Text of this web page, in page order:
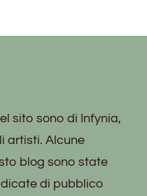
sito sono di Infynia,
artisti. Alcune
blog sono state
di pubblico